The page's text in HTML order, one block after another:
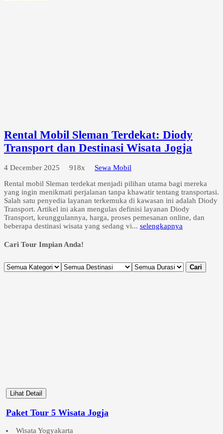
Rental Mobil Sleman Terdekat: Diody
Transport dan Destinasi Wisata Jogja
4 December 2025 918x
Sewa Mobil
Rental mobil Sleman terdekat menjadi pilihan utama bagi mereka
yang ingin menikmati perjalanan tanpa khawatir tentang transportasi.
Salah satu penyedia layanan terkemuka di kawasan ini adalah Diody
Transport. Artikel ini akan mengulas definisi layanan Diody
Transport, keunggulannya, harga, proses pemesanan online, dan
beberapa destinasi wisata yang sedang vi... selengkapnya
Cari Tour Impian Anda!
Cari
Lihat Detail
Paket Tour 5 Wisata Jogja
Wisata Yogyakarta